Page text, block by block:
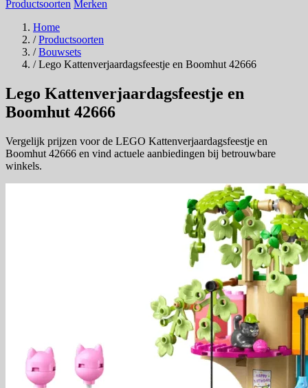
Productsoorten Merken
Home
/ Productsoorten
/ Bouwsets
/ Lego Kattenverjaardagsfeestje en Boomhut 42666
Lego Kattenverjaardagsfeestje en
Boomhut 42666
Vergelijk prijzen voor de LEGO Kattenverjaardagsfeestje en
Boomhut 42666 en vind actuele aanbiedingen bij betrouwbare
winkels.